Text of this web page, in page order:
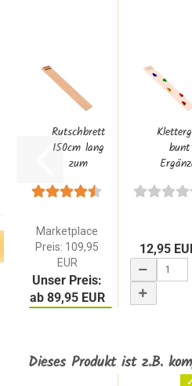
Rutschbrett
150cm lang
zum
für...
Marketplace
Preis: 109,95
EUR
Unser Preis:
ab 89,95 EUR
12,95
Dieses Produkt ist z.B.